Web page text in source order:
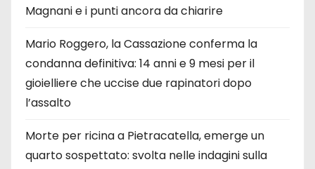
Magnani e i punti ancora da chiarire
Mario Roggero, la Cassazione conferma la
condanna definitiva: 14 anni e 9 mesi per il
gioielliere che uccise due rapinatori dopo
l’assalto
Morte per ricina a Pietracatella, emerge un
quarto sospettato: svolta nelle indagini sulla